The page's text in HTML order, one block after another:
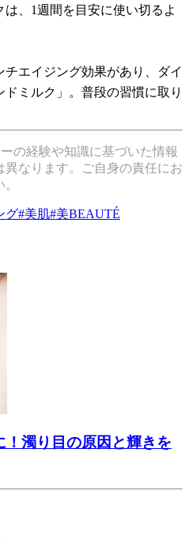
、1週間を目安に使い切るよ
エイジング効果があり、ダイ
ミルク」。普段の習慣に取り
の経験や知識に基づいた情報
なります。ご自身の責任にお
グ#美肌#美BEAUTÉ
濁り目の原因と輝きを